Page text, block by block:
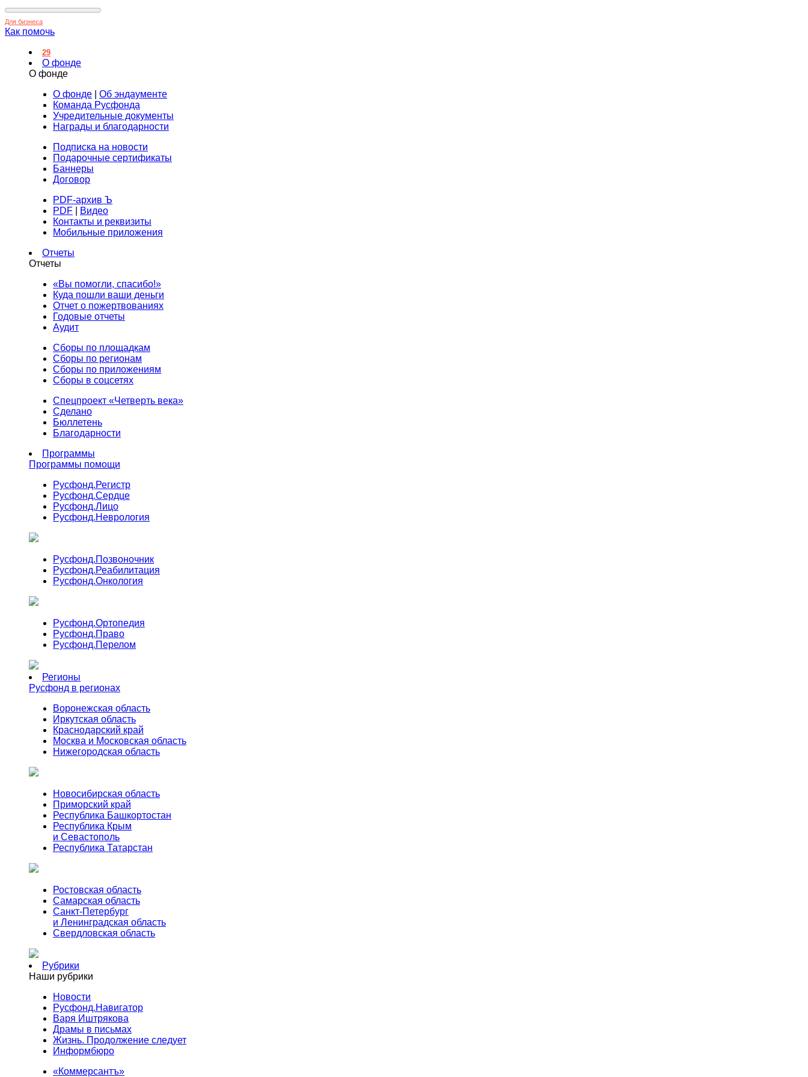
Для бизнеса
Как помочь
29
О фонде
О фонде
О фонде
Об эндаументе
Команда Русфонда
Учредительные документы
Награды и благодарности
Подписка на новости
Подарочные сертификаты
Баннеры
Договор
PDF-архив Ъ
PDF
Видео
Контакты и реквизиты
Мобильные приложения
Отчеты
Отчеты
«Вы помогли, спасибо!»
Куда пошли ваши деньги
Отчет о пожертвованиях
Годовые отчеты
Аудит
Сборы по площадкам
Сборы по регионам
Сборы по приложениям
Сборы в соцсетях
Спецпроект «Четверть века»
Сделано
Бюллетень
Благодарности
Программы
Программы помощи
Русфонд.Регистр
Русфонд.Сердце
Русфонд.Лицо
Русфонд.Неврология
Русфонд.Позвоночник
Русфонд.Реабилитация
Русфонд.Онкология
Русфонд.Ортопедия
Русфонд.Право
Русфонд.Перелом
Регионы
Русфонд в регионах
Воронежская область
Иркутская область
Краснодарский край
Москва и Московская область
Нижегородская область
Новосибирская область
Приморский край
Республика Башкортостан
Республика Крым
и Севастополь
Республика Татарстан
Ростовская область
Самарская область
Санкт-Петербург
и Ленинградская область
Свердловская область
Рубрики
Наши рубрики
Новости
Русфонд.Навигатор
Варя Иштрякова
Драмы в письмах
Жизнь. Продолжение следует
Информбюро
«Коммерсантъ»